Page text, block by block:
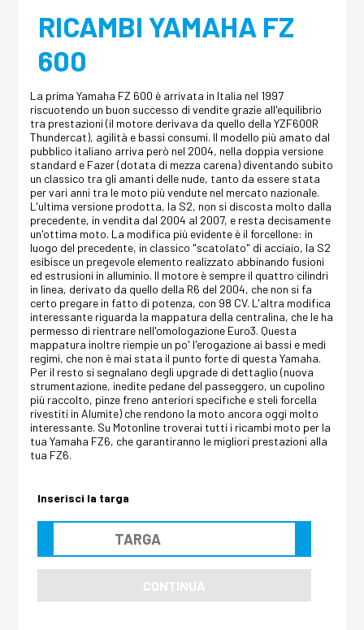
RICAMBI YAMAHA FZ
600
La prima Yamaha FZ 600 è arrivata in Italia nel 1997
riscuotendo un buon successo di vendite grazie all'equilibrio
tra prestazioni (il motore derivava da quello della YZF600R
Thundercat), agilità e bassi consumi. Il modello più amato dal
pubblico italiano arriva però nel 2004, nella doppia versione
standard e Fazer (dotata di mezza carena) diventando subito
un classico tra gli amanti delle nude, tanto da essere stata
per vari anni tra le moto più vendute nel mercato nazionale.
L'ultima versione prodotta, la S2, non si discosta molto dalla
precedente, in vendita dal 2004 al 2007, e resta decisamente
un'ottima moto. La modifica più evidente è il forcellone: in
luogo del precedente, in classico "scatolato" di acciaio, la S2
esibisce un pregevole elemento realizzato abbinando fusioni
ed estrusioni in alluminio. Il motore è sempre il quattro cilindri
in linea, derivato da quello della R6 del 2004, che non si fa
certo pregare in fatto di potenza, con 98 CV. L'altra modifica
interessante riguarda la mappatura della centralina, che le ha
permesso di rientrare nell'omologazione Euro3. Questa
mappatura inoltre riempie un po' l'erogazione ai bassi e medi
regimi, che non è mai stata il punto forte di questa Yamaha.
Per il resto si segnalano degli upgrade di dettaglio (nuova
strumentazione, inedite pedane del passeggero, un cupolino
più raccolto, pinze freno anteriori specifiche e steli forcella
rivestiti in Alumite) che rendono la moto ancora oggi molto
interessante. Su Motonline troverai tutti i ricambi moto per la
tua Yamaha FZ6, che garantiranno le migliori prestazioni alla
tua FZ6.
Inserisci la targa
CONTINUA